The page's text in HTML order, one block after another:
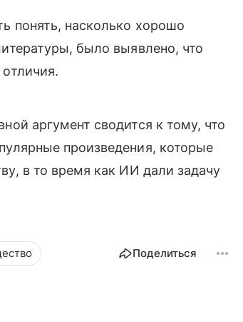
понять, насколько хорошо
было выявлено, что
аргумент сводится к тому, что
произведения, которые
в то время как ИИ дали задачу
Поделиться